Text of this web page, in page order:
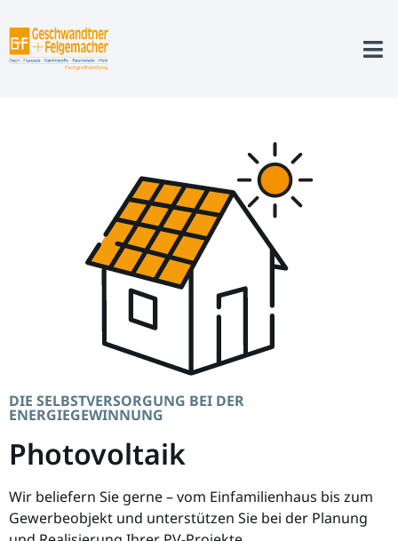
DIE SELBSTVERSORGUNG BEI DER
ENERGIEGEWINNUNG
Photovoltaik
Wir beliefern Sie gerne – vom Einfamilienhaus bis zum
Gewerbeobjekt und unterstützen Sie bei der Planung